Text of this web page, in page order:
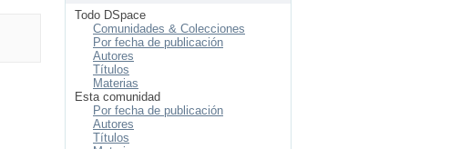
Todo DSpace
Comunidades & Colecciones
Por fecha de publicación
Autores
Títulos
Materias
Esta comunidad
Por fecha de publicación
Autores
Títulos